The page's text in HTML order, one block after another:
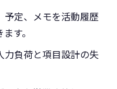
予定、メモを活動履歴
す。
力負荷と項目設計の失